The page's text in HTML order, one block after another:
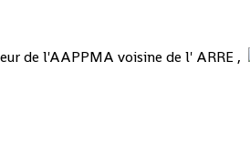
de l'AAPPMA voisine de l' ARRE ,